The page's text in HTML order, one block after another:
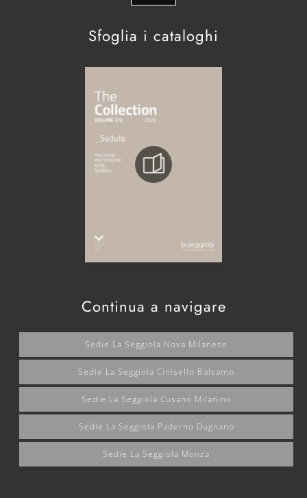
Sfoglia i cataloghi
Continua a navigare
Sedie La Seggiola Nova Milanese
Sedie La Seggiola Cinisello Balsamo
Sedie La Seggiola Cusano Milanino
Sedie La Seggiola Paderno Dugnano
Sedie La Seggiola Monza